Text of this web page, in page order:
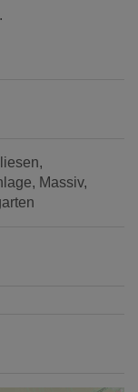
Massiv